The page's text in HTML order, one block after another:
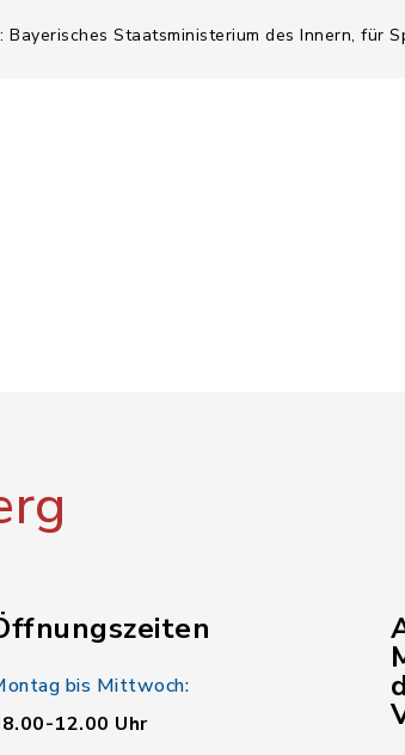
Staatsministerium des Innern, für
bis Mittwoch:
12.00 Uhr